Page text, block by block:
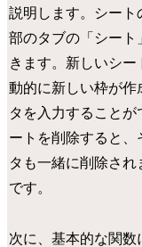
説明します。シート
部のタブの「シー
きます。新しいシー
動的に新しい枠が作
タを入力すること
ートを削除すると、
タも一緒に削除さ
です。
次に、基本的な関数